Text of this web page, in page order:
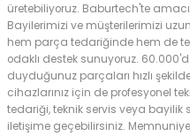
üretebiliyoruz. Baburtech'te
Bayilerimizi ve müşterilerimizi
hem parça tedariğinde hem de
odaklı destek sunuyoruz.
duyduğunuz parçaları hızlı
cihazlarınız için de profesyonel
tedariği, teknik servis veya bayilik
iletişime geçebilirsiniz.